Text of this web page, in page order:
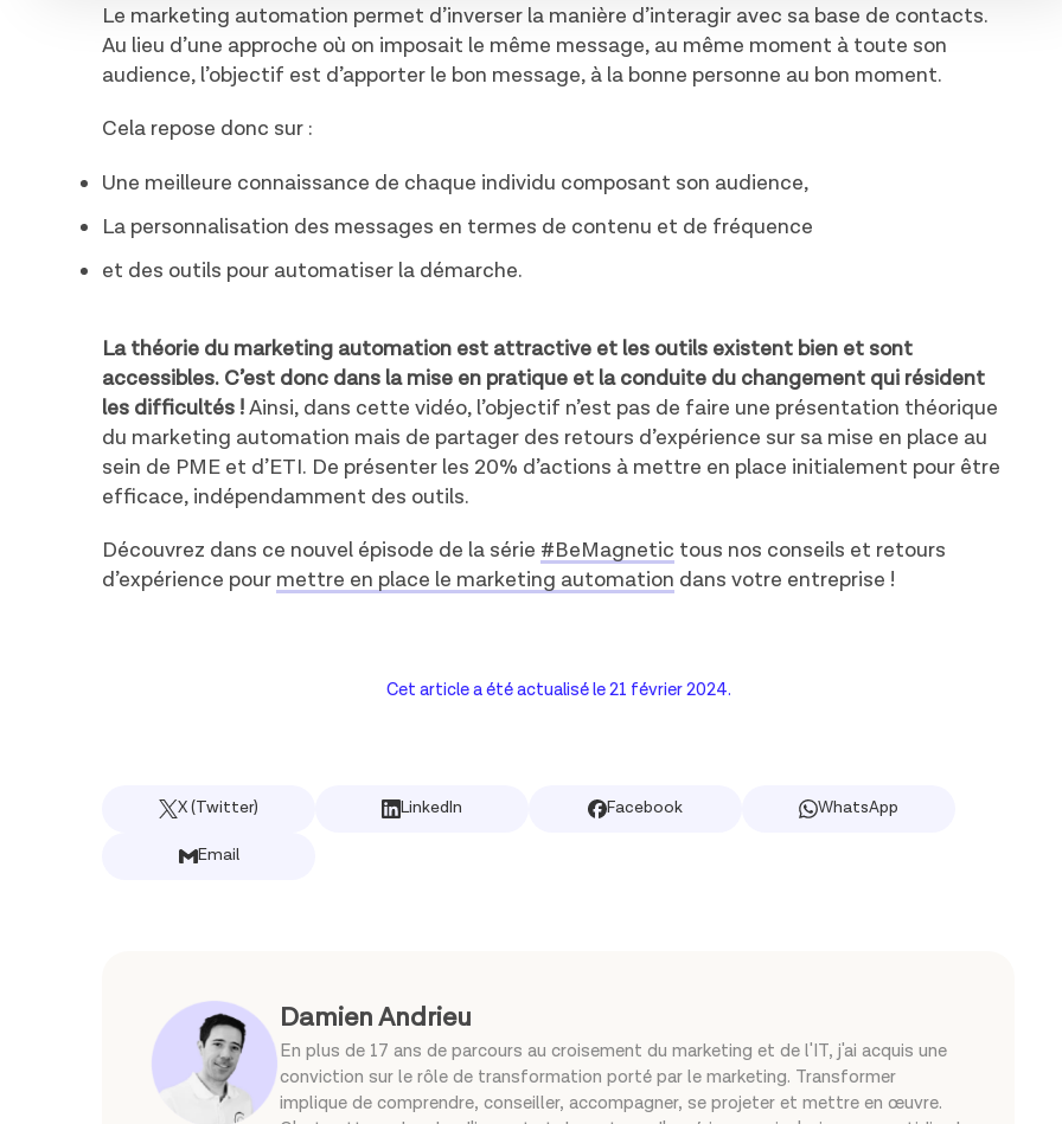
Le marketing automation permet d’inverser la manière d’interagir avec sa base de contacts.
Au lieu d’une approche où on imposait le même message, au même moment à toute son
audience, l’objectif est d’apporter le bon message, à la bonne personne au bon moment.
Cela repose donc sur :
Une meilleure connaissance de chaque individu composant son audience,
La personnalisation des messages en termes de contenu et de fréquence
et des outils pour automatiser la démarche.
La théorie du marketing automation est attractive et les outils existent bien et sont
accessibles. C’est donc dans la mise en pratique et la conduite du changement qui résident
les difficultés !Ainsi, dans cette vidéo, l’objectif n’est pas de faire une présentation théorique
du marketing automation mais de partager des retours d’expérience sur sa mise en place au
sein de PME et d’ETI. De présenter les 20% d’actions à mettre en place initialement pour être
efficace, indépendamment des outils.
Découvrez dans ce nouvel épisode de la série #BeMagnetic tous nos conseils et retours
d’expérience pour mettre en place le marketing automation dans votre entreprise !
Cet article a été actualisé le21 février 2024.
X (Twitter) LinkedIn Facebook WhatsApp
Email
Damien Andrieu
En plus de 17 ans de parcours au croisement du marketing et de l'IT, j'ai acquis une
conviction sur le rôle de transformation porté par le marketing. Transformer
implique de comprendre, conseiller, accompagner, se projeter et mettre en œuvre.